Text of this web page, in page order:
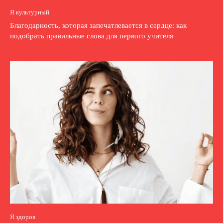
Я культурный
Благодарность, которая запечатлевается в сердце: как
подобрать правильные слова для первого учителя
Я здоров